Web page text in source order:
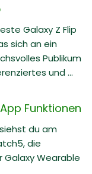
Galaxy Z Flip
sich an ein
Publikum
und ...
Funktionen
du am
die
Galaxy Wearable